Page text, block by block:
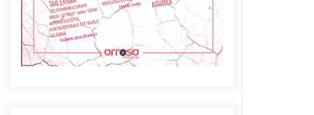
Hamaika Telebistaren eskutik
2021/06/30